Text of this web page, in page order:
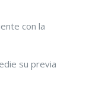
con la
su previa